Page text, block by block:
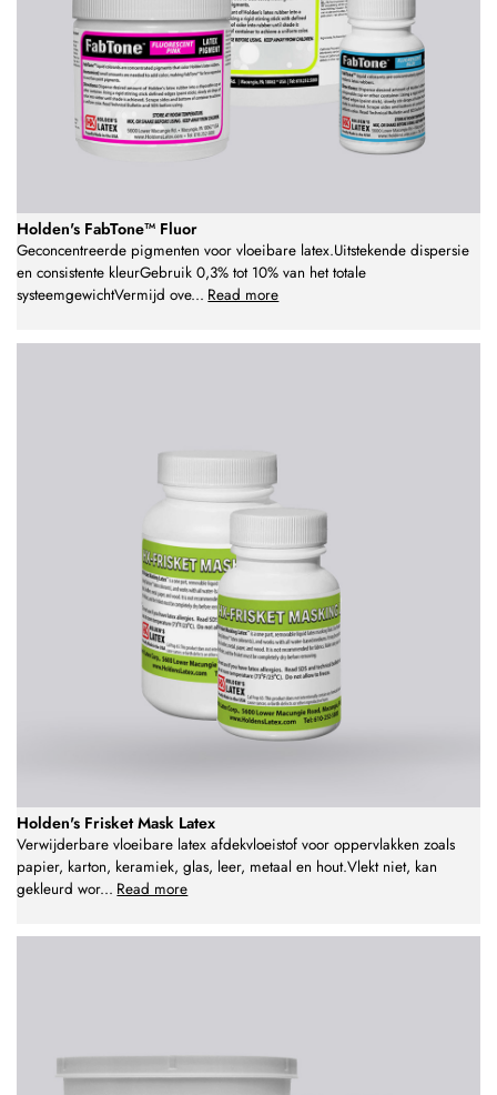
Holden's FabTone™ Fluor
Geconcentreerde pigmenten voor vloeibare latex.Uitstekende dispersie
en consistente kleurGebruik 0,3% tot 10% van het totale
systeemgewichtVermijd ove... Read more
Holden's Frisket Mask Latex
Verwijderbare vloeibare latex afdekvloeistof voor oppervlakken zoals
papier, karton, keramiek, glas, leer, metaal en hout.Vlekt niet, kan
gekleurd wor... Read more